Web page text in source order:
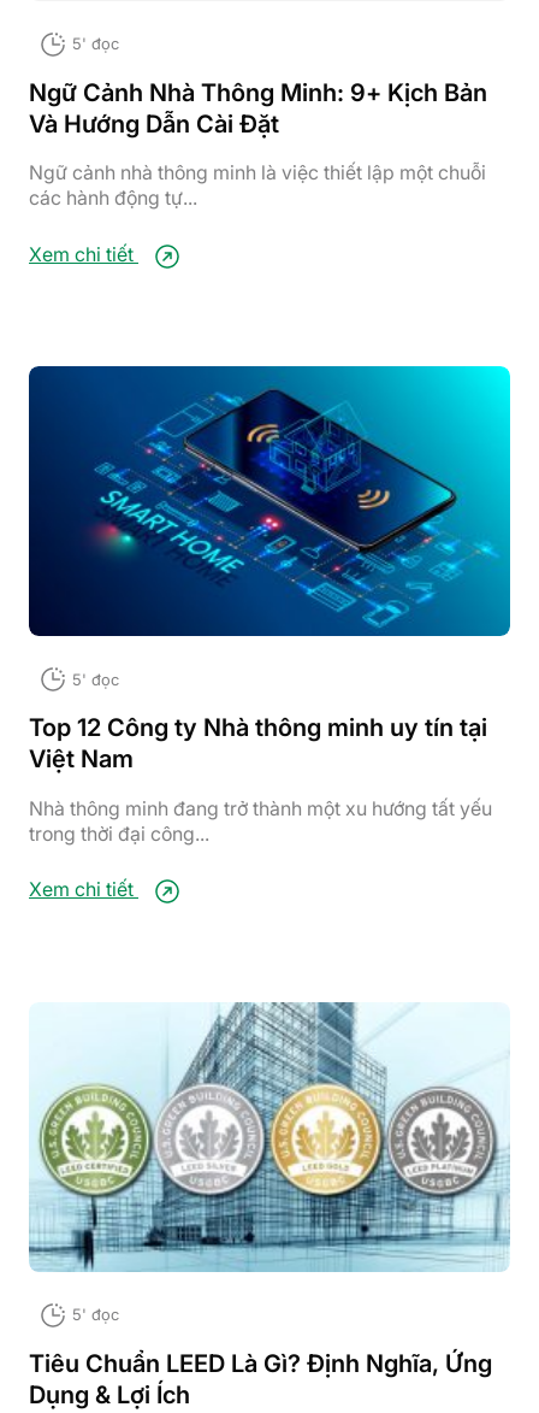
5' đọc
Ngữ Cảnh Nhà Thông Minh: 9+ Kịch Bản
Và Hướng Dẫn Cài Đặt
Ngữ cảnh nhà thông minh là việc thiết lập một chuỗi
các hành động tự...
Xem chi tiết
5' đọc
Top 12 Công ty Nhà thông minh uy tín tại
Việt Nam
Nhà thông minh đang trở thành một xu hướng tất yếu
trong thời đại công...
Xem chi tiết
5' đọc
Tiêu Chuẩn LEED Là Gì? Định Nghĩa, Ứng
Dụng & Lợi Ích